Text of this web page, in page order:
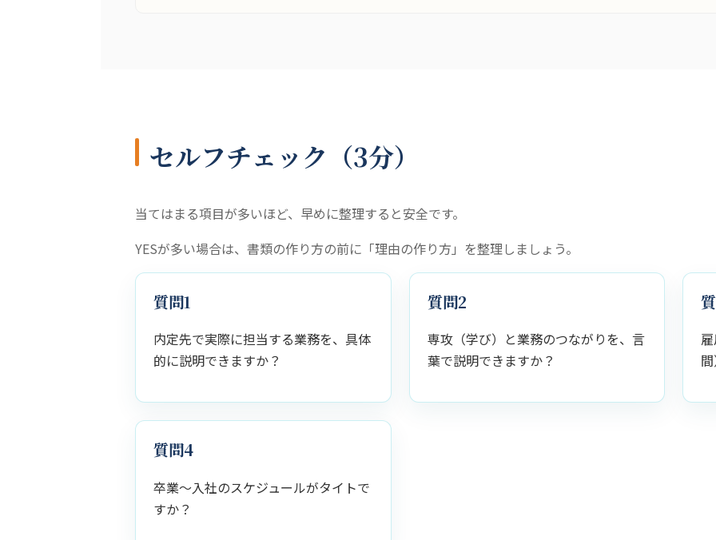
セルフチェック（3分）
当てはまる項目が多いほど、早めに整理すると安全です。
YESが多い場合は、書類の作り方の前に「理由の作り方」を整理しましょう。
質問1
内定先で実際に担当する業務を、具体
的に説明できますか？
質問2
専攻（学び）と業務のつながりを、言
葉で説明できますか？
質問4
卒業～入社のスケジュールがタイトで
すか？